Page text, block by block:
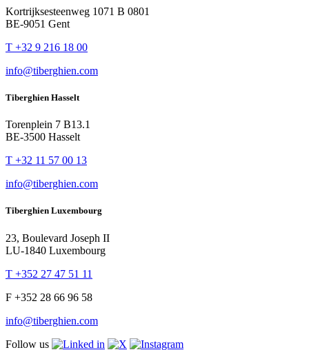
Kortrijksesteenweg 1071 B 0801
BE-9051 Gent
T +32 9 216 18 00
info@tiberghien.com
Tiberghien Hasselt
Torenplein 7 B13.1
BE-3500 Hasselt
T +32 11 57 00 13
info@tiberghien.com
Tiberghien Luxembourg
23, Boulevard Joseph II
LU-1840 Luxembourg
T +352 27 47 51 11
F +352 28 66 96 58
info@tiberghien.com
Follow us